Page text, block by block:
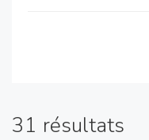
31 résultats